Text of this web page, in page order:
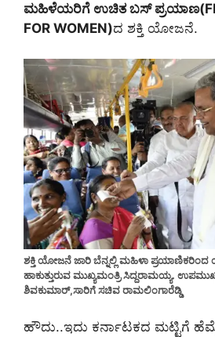
ಮಹಿಳೆಯರಿಗೆ ಉಚಿತ ಬಸ್
FOR WOMEN)ದ ಶಕ್ತಿ ಯೋಜನೆ.
ಶಕ್ತಿ ಯೋಜನೆ ಜಾರಿ ಬೆನ್ನಲ್ಲಿ ಮಹಿಳಾ
ಹಾಕುತ್ತುರುವ ಮುಖ್ಯಮಂತ್ರಿ ಸಿದ್ದರಾಮಯ್ಯ.
ಶಿವಕುಮಾರ್,ಸಾರಿಗೆ ಸಚಿವ ರಾಮಲಿಂಗಾರೆಡ್ಡಿ
ಹೌದು..ಇದು ಕರ್ನಾಟಕದ ಮಟ್ಟಿಗೆ